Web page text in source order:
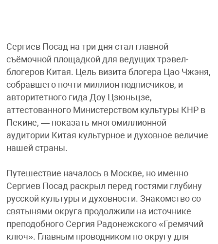
Сергиев Посад на три дня стал главной
съёмочной площадкой для ведущих трэвел-
блогеров Китая. Цель визита блогера Цао Чжэня,
собравшего почти миллион подписчиков, и
авторитетного гида Доу Цзюньцзе,
аттестованного Министерством культуры КНР в
Пекине, — показать многомиллионной
аудитории Китая культурное и духовное величие
нашей страны.
Путешествие началось в Москве, но именно
Сергиев Посад раскрыл перед гостями глубину
русской культуры и духовности. Знакомство со
святынями округа продолжили на источнике
преподобного Сергия Радонежского «Гремячий
ключ». Главным проводником по округу для